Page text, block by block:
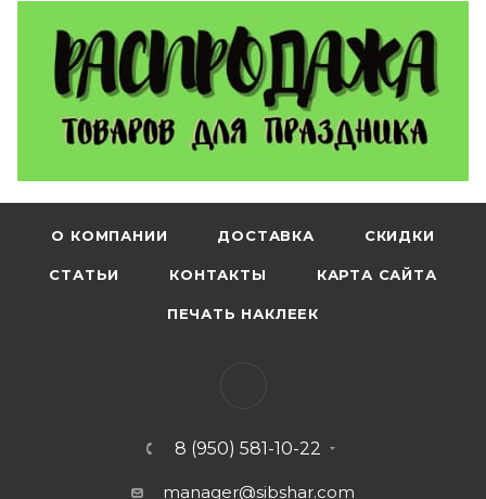
О КОМПАНИИ ДОСТАВКА СКИДКИ
СТАТЬИ КОНТАКТЫ КАРТА САЙТА
ПЕЧАТЬ НАКЛЕЕК
8 (950) 581-10-22
manager@sibshar.com